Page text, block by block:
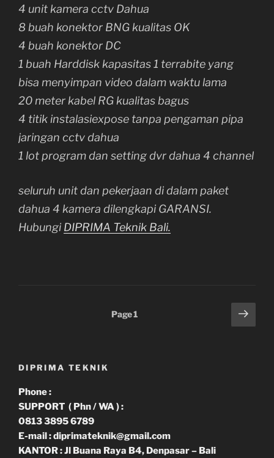
4 unit kamera cctv Dahua
8 buah konektor BNG kualitas OK
4 buah konektor DC
1 buah Harddisk kapasitas 1 terrabite yang
bisa menyimpan video dalam waktu lama
20 meter kabel RG kualitas bagus
4 titik instalasiexpose tanpa pengaman pipa
jaringan cctv dahua
1 lot program dan setting dvr dahua 4 channel
seluruh unit dan pekerjaan di dalam paket
dahua 4 kamera dilengkapi GARANSI.
Hubungi DIPRIMA Teknik Bali.
Page1
Next
page
DIPRIMA TEKNIK
Phone :
SUPPORT ( Phn / WA ) :
0813 3895 6789
E-mail : diprimateknik@gmail.com
KANTOR : Jl Buana Raya B4, Denpasar – Bali